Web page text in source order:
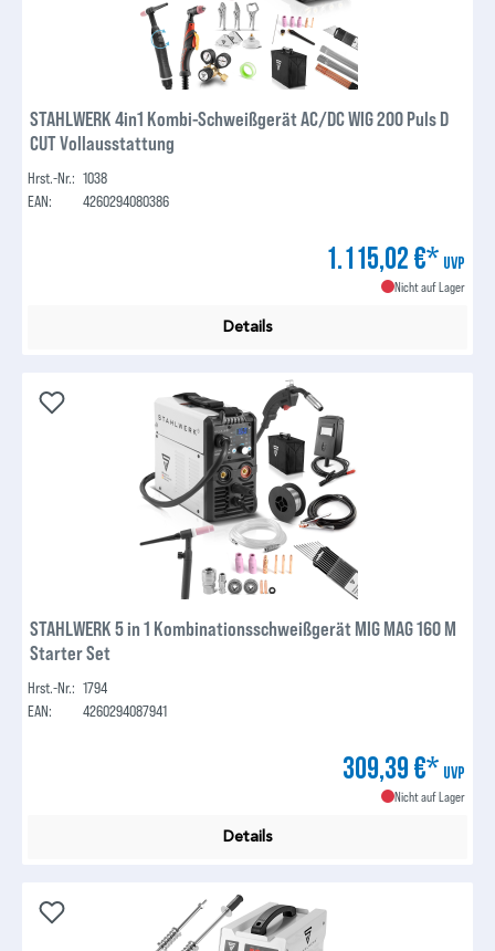
STAHLWERK 4in1 Kombi-Schweißgerät AC/DC WIG 200 Puls D
CUT Vollausstattung
Hrst.-Nr.: 1038
EAN:
4260294080386
1.115,02 €* UVP
Nicht auf Lager
Details
STAHLWERK 5 in 1 Kombinationsschweißgerät MIG MAG 160 M
Starter Set
Hrst.-Nr.: 1794
EAN:
4260294087941
309,39 €* UVP
Nicht auf Lager
Details